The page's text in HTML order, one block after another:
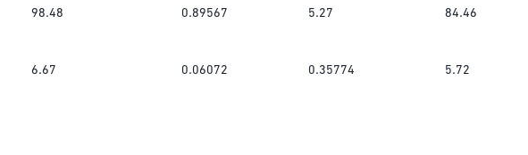
98.48 0.89567 5.27 84.46
6.67 0.06072 0.35774 5.72